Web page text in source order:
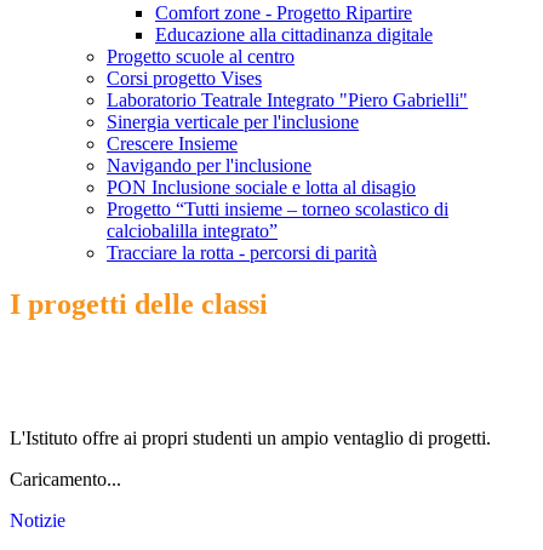
Comfort zone - Progetto Ripartire
Educazione alla cittadinanza digitale
Progetto scuole al centro
Corsi progetto Vises
Laboratorio Teatrale Integrato "Piero Gabrielli"
Sinergia verticale per l'inclusione
Crescere Insieme
Navigando per l'inclusione
PON Inclusione sociale e lotta al disagio
Progetto “Tutti insieme – torneo scolastico di
calciobalilla integrato”
Tracciare la rotta - percorsi di parità
I progetti delle classi
L'Istituto offre ai propri studenti un ampio ventaglio di progetti.
Caricamento...
Notizie